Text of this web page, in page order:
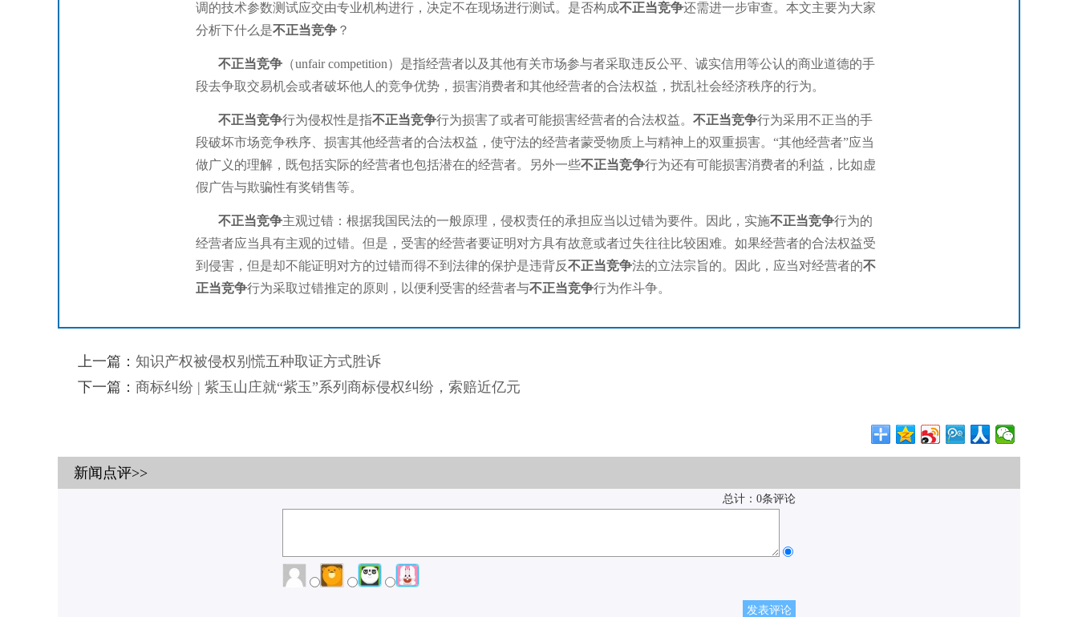
调的技术参数测试应交由专业机构进行，决定不在现场进行测试。是否构成不正当竞争还需进一步审查。本文主要为大家
分析下什么是不正当竞争 ？
不正当竞争 （unfair competition）是指经营者以及其他有关市场参与者采取违反公平、诚实信用等公认的商业道德的手
段去争取交易机会或者破坏他人的竞争优势，损害消费者和其他经营者的合法权益，扰乱社会经济秩序的行为。
不正当竞争行为侵权性是指不正当竞争行为损害了或者可能损害经营者的合法权益。 不正当竞争行为采用不正当的手
段破坏市场竞争秩序、损害其他经营者的合法权益，使守法的经营者蒙受物质上与精神上的双重损害。“其他经营者”应当
做广义的理解，既包括实际的经营者也包括潜在的经营者。另外一些不正当竞争行为还有可能损害消费者的利益，比如虚
假广告与欺骗性有奖销售等。
不正当竞争主观过错：根据我国民法的一般原理，侵权责任的承担应当以过错为要件。因此，实施不正当竞争行为的
经营者应当具有主观的过错。但是，受害的经营者要证明对方具有故意或者过失往往比较困难。如果经营者的合法权益受
到侵害，但是却不能证明对方的过错而得不到法律的保护是违背反不正当竞争法的立法宗旨的。因此，应当对经营者的不
正当竞争行为采取过错推定的原则，以便利受害的经营者与不正当竞争行为作斗争。
上一篇： 知识产权被侵权别慌五种取证方式胜诉
下一篇： 商标纠纷 | 紫玉山庄就“紫玉”系列商标侵权纠纷，索赔近亿元
新闻点评>>
总计：0条评论
发表评论